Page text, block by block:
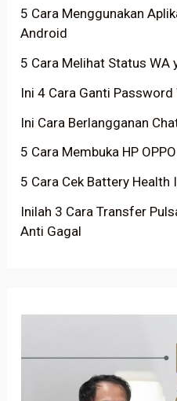
5 Cara Menggunakan
Android
5 Cara Melihat Status WA
Ini 4 Cara Ganti Password
Ini Cara Berlangganan
5 Cara Membuka HP
5 Cara Cek Battery
Inilah 3 Cara Transfer
Anti Gagal